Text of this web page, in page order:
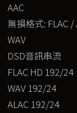
AAC
無損格式: FLAC /
WAV
DSD音訊串流
FLAC HD 192/24
WAV 192/24
ALAC 192/24